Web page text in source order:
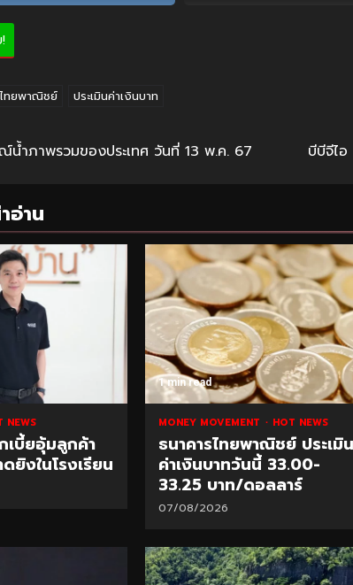
ทยพาณิชย์ ประเมินค่าเงินบาท
น้ำภาพรวมของประเทศ วันที่ 13 พ.ค. 67
บีบีจีไ
อ่าน
NEWS
บี้ยอุ้มลูกค้า
ยิงในโรงเรียน
1 min read
MONEY MOVEMENT HOT NEWS
ธนาคารไทยพาณิชย์ ประเมิน
ค่าเงินบาทวันนี้ 33.00-
33.25 บาท/ดอลลาร์
07/08/2026